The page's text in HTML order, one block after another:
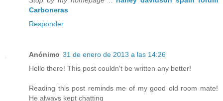
Carboneras
Responder
Anónimo 31 de enero de 2013 a las 14:26
Hello there! This post couldn't be written any better!
Reading this post reminds me of my good old room mate!
He always kept chatting